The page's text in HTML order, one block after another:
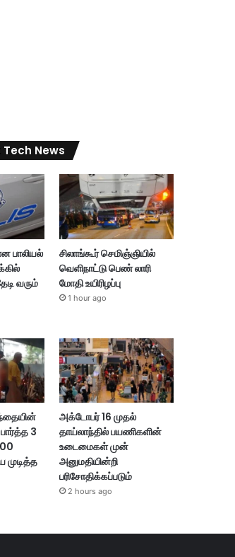
News
பாலியல்
வரும்
சிலாங்கூர் செமிஞ்ஞியில்
வெளிநாட்டு பெண் லாரி
மோதி உயிரிழப்பு
1 hour ago
3
முடித்த
அக்டோபர் 16 முதல்
தாய்லாந்தில் பயணிகளின்
உடைமைகள் முன்
அனுமதியின்றி
பரிசோதிக்கப்படும்
2 hours ago